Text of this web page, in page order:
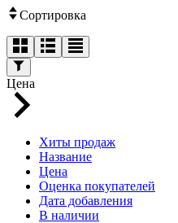
Сортировка
Цена
Хиты продаж
Название
Цена
Оценка покупателей
Дата добавления
В наличии